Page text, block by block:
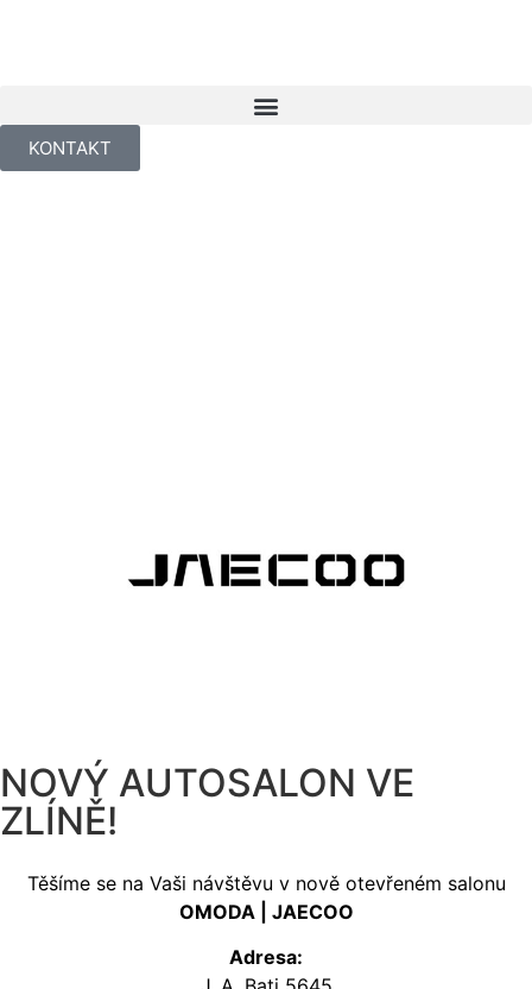
KONTAKT
NOVÝ AUTOSALON VE
ZLÍNĚ!
Těšíme se na Vaši návštěvu v nově otevřeném salonu
OMODA | JAECOO
Adresa: